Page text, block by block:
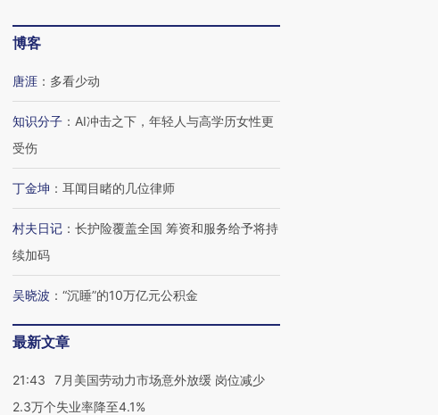
博客
唐涯 ： 多看少动
知识分子 ： AI冲击之下，年轻人与高学历女性更
受伤
丁金坤 ： 耳闻目睹的几位律师
村夫日记 ： 长护险覆盖全国 筹资和服务给予将持
续加码
吴晓波 ： “沉睡”的10万亿元公积金
最新文章
21:43
7月美国劳动力市场意外放缓 岗位减少
2.3万个失业率降至4.1%